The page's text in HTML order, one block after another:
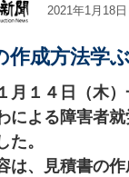
2021年1月18
作成方法学
月１４日（木
による障害者
た。
は、見積書の